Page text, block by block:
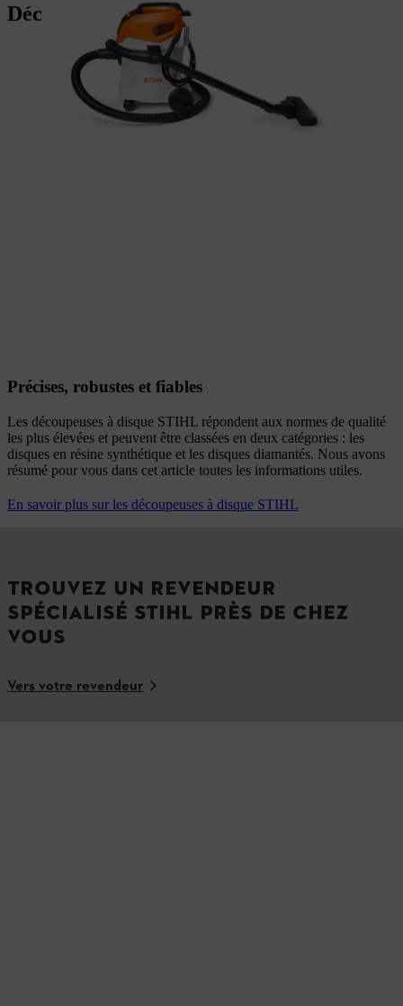
Découpeuses à disque STIHL
Précises, robustes et fiables
Les découpeuses à disque STIHL répondent aux normes de qualité
les plus élevées et peuvent être classées en deux catégories : les
disques en résine synthétique et les disques diamantés. Nous avons
résumé pour vous dans cet article toutes les informations utiles.
En savoir plus sur les découpeuses à disque STIHL
TROUVEZ UN REVENDEUR
SPÉCIALISÉ STIHL PRÈS DE CHEZ
VOUS
Vers votre revendeur